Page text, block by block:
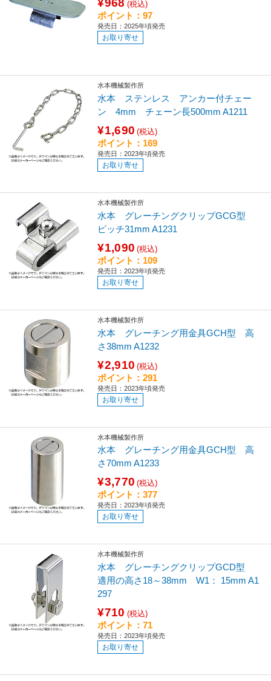
¥968 (税込)
ポイント：97
発売日：2025年頃発売
お取り寄せ
水本機械製作所
水本 ステンレス アンカー付チェー
ン 4mm チェーン長500mm A1211
¥1,690 (税込)
ポイント：169
発売日：2023年頃発売
お取り寄せ
水本機械製作所
水本 グレーチングクリップGCG型
ピッチ31mm A1231
¥1,090 (税込)
ポイント：109
発売日：2023年頃発売
お取り寄せ
水本機械製作所
水本 グレーチング用金具GCH型 高
さ38mm A1232
¥2,910 (税込)
ポイント：291
発売日：2023年頃発売
お取り寄せ
水本機械製作所
水本 グレーチング用金具GCH型 高
さ70mm A1233
¥3,770 (税込)
ポイント：377
発売日：2023年頃発売
お取り寄せ
水本機械製作所
水本 グレーチングクリップGCD型
適用の高さ18～38mm W1： 15mm A1
297
¥710 (税込)
ポイント：71
発売日：2023年頃発売
お取り寄せ